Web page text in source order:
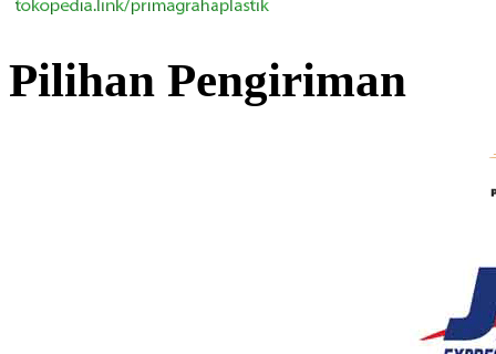
Pilihan Pengiriman